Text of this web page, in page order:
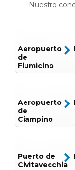
Nuestro
Aeropuerto
de
Fiumicino
Aeropuerto
de
Ciampino
Puerto de
Civitavecchia